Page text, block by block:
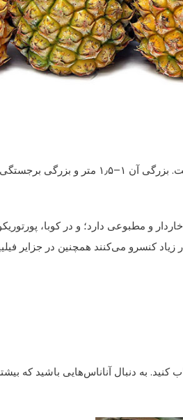
و مطبوعی دارد؛ و در کوبا،
کنسرو می‌کنند همچنین در جزایر
کنید. به دنبال آناناس‌هایی باشید که